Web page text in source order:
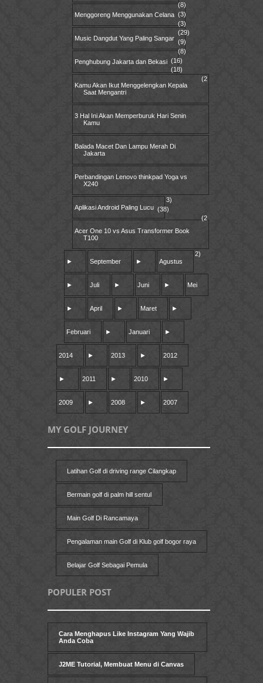
Menggoreng Menggunakan Celana
Music Dangdut Yang Paling Sangar
Penghubung Jakarta dan Bekasi
Kamu Akan Ikut Menggelengkan Kepala
Saat Mengantri
3 Hal Ini Akan Memperburuk Hari Senin
Kamu
Balada Macet Dan Lampu Merah Di
Jakarta
Perbandingan Lenovo thinkpad Yoga vs
X240
Aplikasi Android Paling Lucu
Acer One 10 vs Asus Transformer Book
T100
► September ► Agustus
► Juli ► Juni ► Mei
► April ► Maret
(8)
►
Februari
(3)
► Januari
(3)
►
2014
(29)
► 2013
(9)
► 2012
(8)
► 2011
(16)
► 2010
(18)
►
2009
(2
3)
► 2008
(38)
► 2007
(2
2)
MY GOLF JOURNEY
Latihan Golf di driving range Cilangkap
Bermain golf di palm hill sentul
Main Golf Di Rancamaya
Pengalaman main Golf di Klub golf bogor raya
Belajar Golf Sebagai Pemula
POPULER POST
Cara Menghapus Like Instagram Yang Wajib
Anda Coba
J2ME Tutorial, Membuat Menu di Canvas